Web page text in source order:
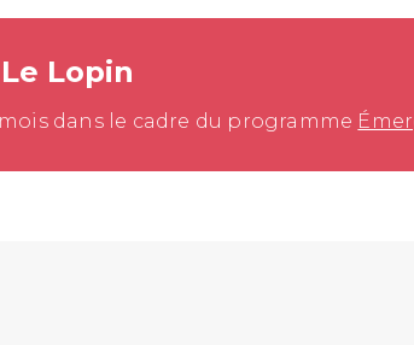
Lopin
dans le cadre du programme